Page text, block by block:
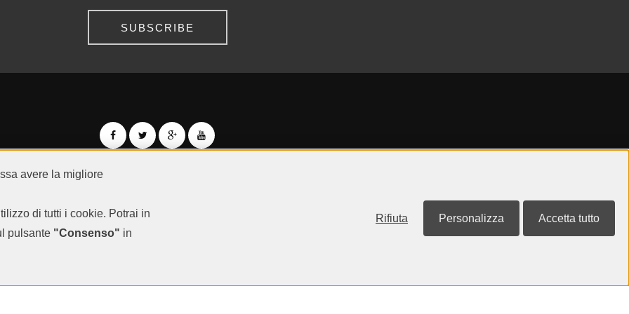
avere la migliore
di tutti i cookie. Potrai in
pulsante "Consenso" in
Rifiuta Personalizza Accetta tutto
SUBSCRIBE
terms and conditions-
Google Cardboard is a trademark of Google Inc.